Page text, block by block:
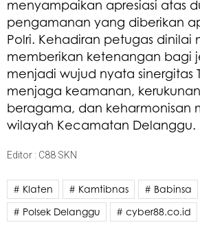
menyampaikan apresiasi atas
pengamanan yang diberikan
Polri. Kehadiran petugas dinilai
memberikan ketenangan bagi
menjadi wujud nyata sinergitas
menjaga keamanan,
beragama, dan keharmonisan
wilayah Kecamatan Delanggu.
Editor : C88 SKN
# Klaten # Kamtibnas
# Babinsa
# Polsek Delanggu
# cyber88.co.id